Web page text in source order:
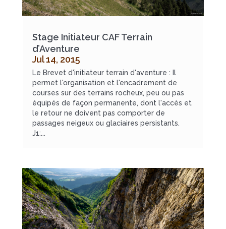
Stage Initiateur CAF Terrain
d’Aventure
Jul 14, 2015
Le Brevet d'initiateur terrain d'aventure : Il
permet l'organisation et l'encadrement de
courses sur des terrains rocheux, peu ou pas
équipés de façon permanente, dont l'accès et
le retour ne doivent pas comporter de
passages neigeux ou glaciaires persistants.
J1:...